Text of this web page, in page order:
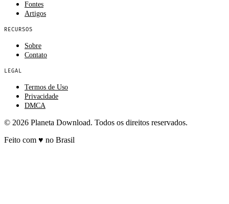
Fontes
Artigos
RECURSOS
Sobre
Contato
LEGAL
Termos de Uso
Privacidade
DMCA
© 2026 Planeta Download. Todos os direitos reservados.
Feito com ♥ no Brasil